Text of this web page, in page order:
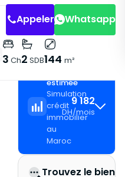
3 Ch2 SDB144 m²
Appeler Whatsapp
estimée
Simulation
crédit
immobilier
au
Maroc
9 182
DH/mois
Trouvez le bien